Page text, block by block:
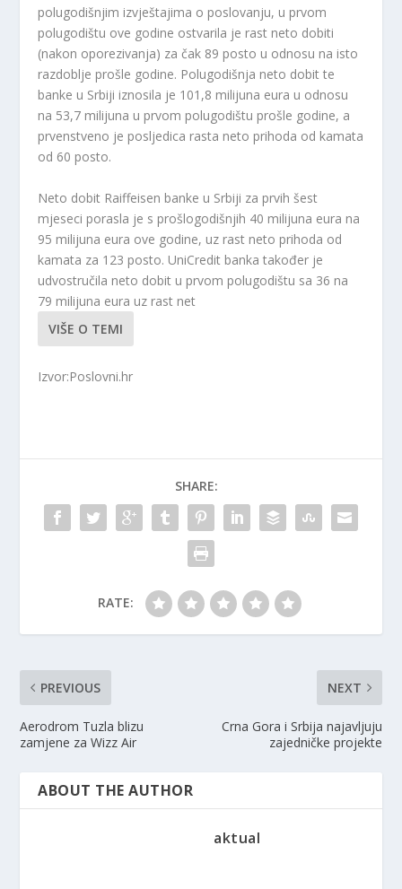
polugodišnjim izvještajima o poslovanju, u prvom
polugodištu ove godine ostvarila je rast neto dobiti
(nakon oporezivanja) za čak 89 posto u odnosu na isto
razdoblje prošle godine. Polugodišnja neto dobit te
banke u Srbiji iznosila je 101,8 milijuna eura u odnosu
na 53,7 milijuna u prvom polugodištu prošle godine, a
prvenstveno je posljedica rasta neto prihoda od kamata
od 60 posto.
Neto dobit Raiffeisen banke u Srbiji za prvih šest
mjeseci porasla je s prošlogodišnjih 40 milijuna eura na
95 milijuna eura ove godine, uz rast neto prihoda od
kamata za 123 posto. UniCredit banka također je
udvostručila neto dobit u prvom polugodištu sa 36 na
79 milijuna eura uz rast net
VIŠE O TEMI
Izvor:Poslovni.hr
SHARE:
RATE:
PREVIOUS
Aerodrom Tuzla blizu
zamjene za Wizz Air
NEXT
Crna Gora i Srbija najavljuju
zajedničke projekte
ABOUT THE AUTHOR
aktual